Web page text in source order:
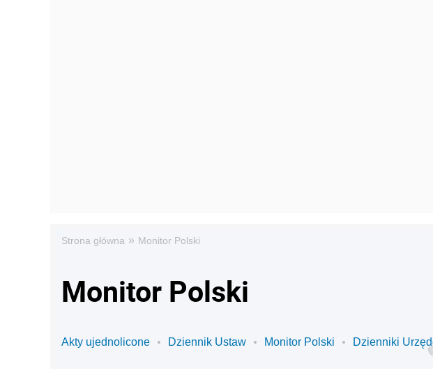
Strona główna » Monitor Polski
Monitor Polski
Akty ujednolicone Dziennik Ustaw Monitor Polski Dzienniki